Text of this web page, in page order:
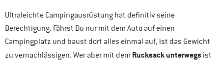
Ultraleichte Campingausrüstung hat definitiv seine
Berechtigung. Fährst Du nur mit dem Auto auf einen
Campingplatz und baust dort alles einmal auf, ist das Gewicht
zu vernachlässigen. Wer aber mit dem Rucksack unterwegs ist